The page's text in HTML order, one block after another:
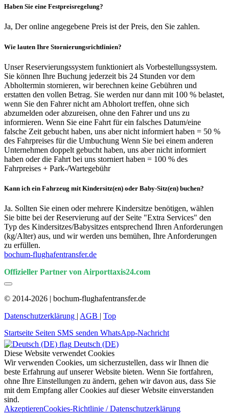
Haben Sie eine Festpreisregelung?
Ja, Der online angegebene Preis ist der Preis, den Sie zahlen.
Wie lauten Ihre Stornierungsrichtlinien?
Unser Reservierungssystem funktioniert als Vorbestellungssystem.
Sie können Ihre Buchung jederzeit bis 24 Stunden vor dem
Abholtermin stornieren, wir berechnen keine Gebühren und
erstatten den vollen Betrag. Sie werden nur dann mit 100 % belastet,
wenn Sie den Fahrer nicht am Abholort treffen, ohne sich
abzumelden oder abzureisen, ohne den Fahrer und uns zu
informieren. Wenn Sie eine Fahrt für ein falsches Datum/eine
falsche Zeit gebucht haben, uns aber nicht informiert haben = 50 %
des Fahrpreises für die Umbuchung Wenn Sie bei einem anderen
Unternehmen doppelt gebucht haben, uns aber nicht informiert
haben oder die Fahrt bei uns storniert haben = 100 % des
Fahrpreises + Park-/Wartegebühr
Kann ich ein Fahrzeug mit Kindersitz(en) oder Baby-Sitz(en) buchen?
Ja. Sollten Sie einen oder mehrere Kindersitze benötigen, wählen
Sie bitte bei der Reservierung auf der Seite "Extra Services" den
Typ des Kindersitzes/Babysitzes entsprechend Ihren Anforderungen
(kg/Alter) aus, und wir werden uns bemühen, Ihre Anforderungen
zu erfüllen.
bochum-flughafentransfer.de
Offizieller Partner von Airporttaxis24.com
© 2014-2026 | bochum-flughafentransfer.de
Datenschutzerklärung | AGB | Top
Startseite Seiten SMS senden WhatsApp-Nachricht
Deutsch (DE)
Diese Website verwendet Cookies
Wir verwenden Cookies, um sicherzustellen, dass wir Ihnen die
beste Erfahrung auf unserer Website bieten. Wenn Sie fortfahren,
ohne Ihre Einstellungen zu ändern, gehen wir davon aus, dass Sie
mit dem Empfang aller Cookies auf dieser Website einverstanden
sind.
AkzeptierenCookies-Richtlinie / Datenschutzerklärung